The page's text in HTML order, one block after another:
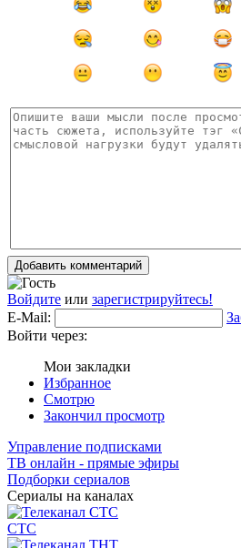
Добавить комментарий
Войдите или зарегистрируйтесь!
E-Mail:
Войти через:
Мои закладки
Избранное
Смотрю
Закончил просмотр
Управление подписками
ТВ онлайн - прямые эфиры
Подборки сериалов
Сериалы на каналах
СТС